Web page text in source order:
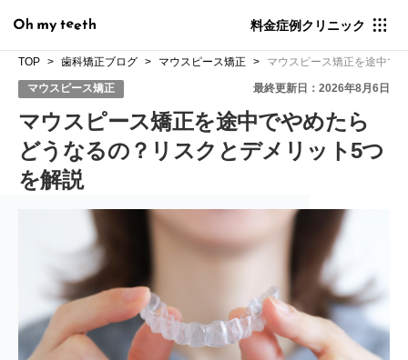
料金症例クリニック
TOP 歯科矯正ブログ マウスピース矯正 マウスピース矯正を途中で
マウスピース矯正 最終更新日：2026年8月6日
マウスピース矯正を途中でやめたら
どうなるの？リスクとデメリット5つ
を解説